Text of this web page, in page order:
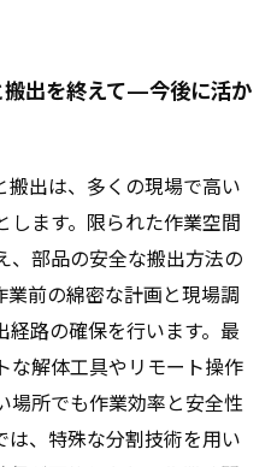
搬出を終えて—今後に活か
出は、多くの現場で高い
ます。限られた作業空間
、部品の安全な搬出方法の
前の綿密な計画と現場調
路の確保を行います。最
な解体工具やリモート操作
場所でも作業効率と安全性
は、特殊な分割技術を用い